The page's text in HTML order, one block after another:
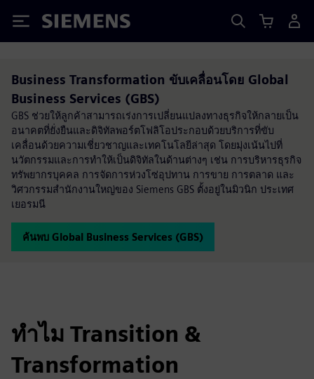
Siemens
Business Transformation ขับเคลื่อนโดย Global
Business Services (GBS)
GBS ช่วยให้ลูกค้าสามารถเร่งการเปลี่ยนแปลงทางธุรกิจให้กลายเป็น
อนาคตที่ยั่งยืนและดิจิทัลพอร์ตโฟลิโอประกอบด้วยบริการที่ขับ
เคลื่อนด้วยความเชี่ยวชาญและเทคโนโลยีล่าสุด โดยมุ่งเน้นไปที่
นวัตกรรมและการทำให้เป็นดิจิทัลในด้านต่างๆ เช่น การบริหารธุรกิจ
ทรัพยากรบุคคล การจัดการห่วงโซ่อุปทาน การขาย การตลาด และ
วิศวกรรมสำนักงานใหญ่ของ Siemens GBS ตั้งอยู่ในมิวนิก ประเทศ
เยอรมนี
ค้นพบ Global Business Services (GBS)
ทำไม Transition &
Transformation